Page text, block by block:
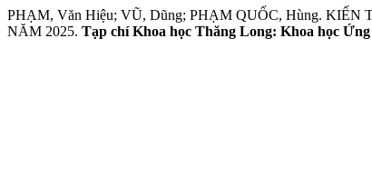
PHẠM, Văn Hiệu; VŨ, Dũng; PHẠM QUỐC, Hùng.
NĂM 2025. Tạp chí Khoa học Thăng Long: Khoa học